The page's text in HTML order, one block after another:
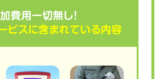
費用一切無し!
ビスに含まれている内容